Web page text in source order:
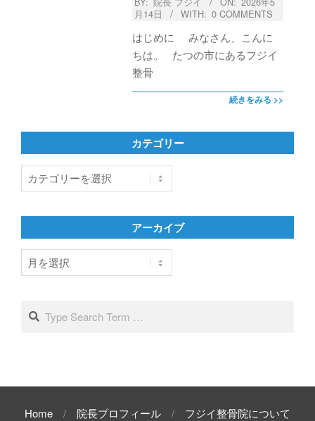
月14日
WITH: 0 COMMENTS
はじめに みなさん、こんに
ちは。 たつの市にあるフジイ
整骨
続きをみる >>
カテゴリー
テ
リ
アーカイブ
ア
ー
ブSearch
Home 院長プロフィール
フジイ整骨院について